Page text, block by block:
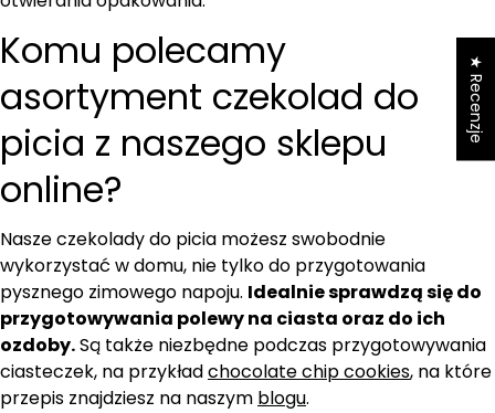
Komu polecamy
asortyment czekolad do
picia z naszego sklepu
online?
Nasze czekolady do picia możesz swobodnie
wykorzystać w domu, nie tylko do przygotowania
pysznego zimowego napoju. Idealnie sprawdzą się do
przygotowywania polewy na ciasta oraz do ich
ozdoby.Są także niezbędne podczas przygotowywania
ciasteczek, na przykładchocolate chip cookies, na które
przepis znajdziesz na naszym blogu.
★ Recenzje